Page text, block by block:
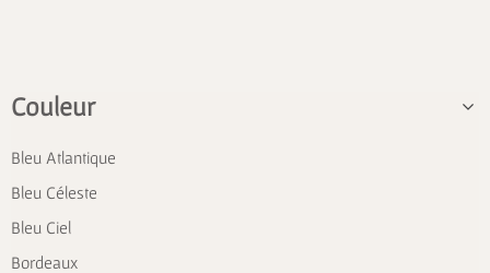
Couleur
Bleu Atlantique
Bleu Céleste
Bleu Ciel
Bordeaux